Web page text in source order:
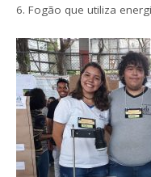
6. Fogão que utiliza